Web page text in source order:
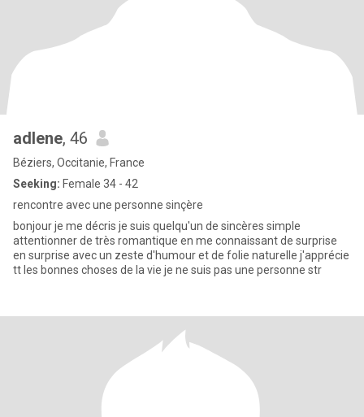
adlene, 46
Béziers, Occitanie, France
Seeking: Female 34 - 42
rencontre avec une personne sinçère
bonjour je me décris je suis quelqu'un de sincères simple
attentionner de très romantique en me connaissant de surprise
en surprise avec un zeste d'humour et de folie naturelle j'apprécie
tt les bonnes choses de la vie je ne suis pas une personne str